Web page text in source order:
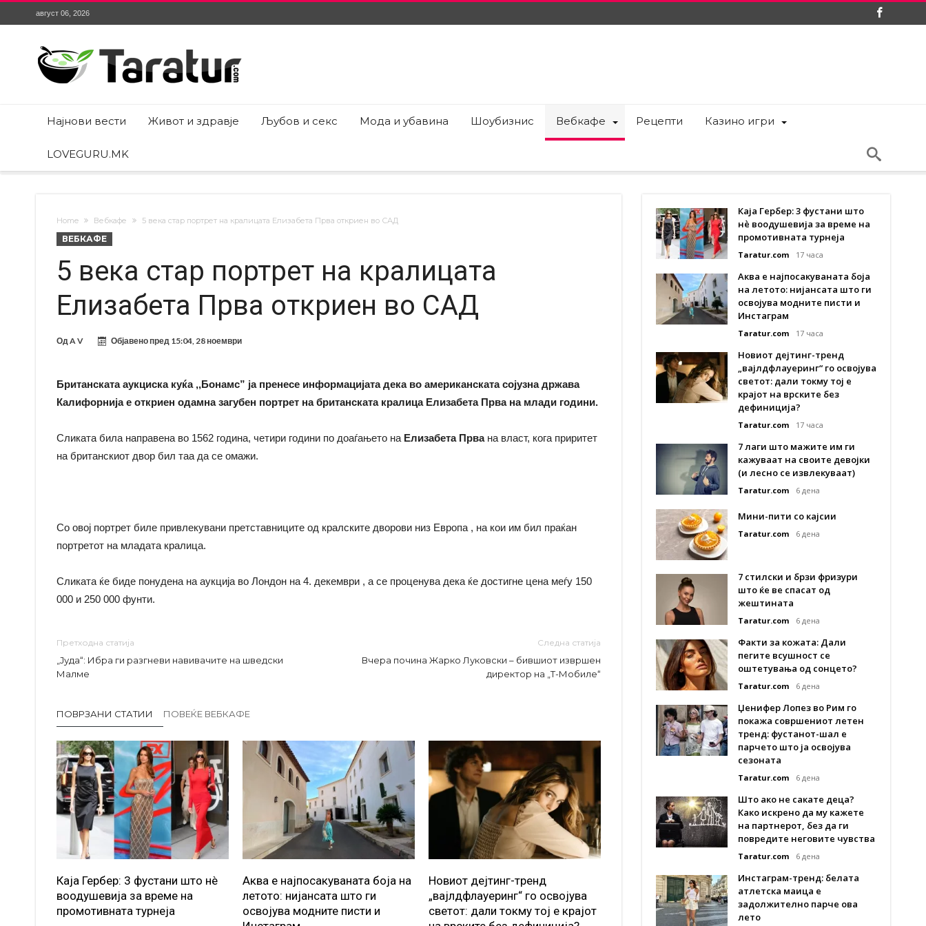
август 06, 2026
Најнови вести Живот и здравје Љубов и секс Мода и убавина Шоубизнис Вебкафе Рецепти Казино игри
LOVEGURU.MK
Home Вебкафе 5 века стар портрет на кралицата Елизабета Прва откриен во САД
ВЕБКАФЕ
5 века стар портрет на кралицата
Елизабета Прва откриен во САД
ОдA V Објавено пред 15:04, 28 ноември
Британската аукциска куќа ,,Бонамс” ја пренесе информацијата дека во американската сојузна држава
Калифорнија е откриен одамна загубен портрет на британската кралица Елизабета Прва на млади години.
Сликата била направена во 1562 година, четири години по доаѓањето на Елизабета Првана власт, кога приритет
на британскиот двор бил таа да се омажи.
Со овој портрет биле привлекувани претставниците од кралските дворови низ Европа , на кои им бил праќан
портретот на младата кралица.
Сликата ќе биде понудена на аукција во Лондон на 4. декември , а се проценува дека ќе достигне цена меѓу 150
000 и 250 000 фунти.
Претходна статија
„Јуда“: Ибра ги разгневи навивачите на шведски
Малме
Следна статија
Вчера почина Жарко Луковски – бившиот извршен
директор на „Т-Мобиле“
ПОВРЗАНИ СТАТИИ ПОВЕЌЕ ВЕБКАФЕ
Каја Гербер: 3 фустани што нè
воодушевија за време на
промотивната турнеја
Аква е најпосакуваната боја на
летото: нијансата што ги
освојува модните писти и
Новиот дејтинг-тренд
„вајлдфлауеринг“ го освојува
светот: дали токму тој е крајот
Каја Гербер: 3 фустани што
нè воодушевија за време на
промотивната турнеја
Taratur.com 17 часа
Аква е најпосакуваната боја
на летото: нијансата што ги
освојува модните писти и
Инстаграм
Taratur.com 17 часа
Новиот дејтинг-тренд
„вајлдфлауеринг“ го освојува
светот: дали токму тој е
крајот на врските без
дефиниција?
Taratur.com 17 часа
7 лаги што мажите им ги
кажуваат на своите девојки
(и лесно се извлекуваат)
Taratur.com 6 дена
Мини-пити со кајсии
Taratur.com 6 дена
7 стилски и брзи фризури
што ќе ве спасат од
жештината
Taratur.com 6 дена
Факти за кожата: Дали
пегите всушност се
оштетувања од сонцето?
Taratur.com 6 дена
Џенифер Лопез во Рим го
покажа совршениот летен
тренд: фустанот-шал е
парчето што ја освојува
сезоната
Taratur.com 6 дена
Што ако не сакате деца?
Како искрено да му кажете
на партнерот, без да ги
повредите неговите чувства
Taratur.com 6 дена
Инстаграм-тренд: белата
атлетска маица е
задолжително парче ова
лето